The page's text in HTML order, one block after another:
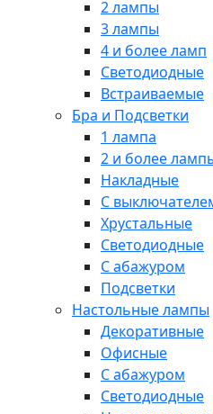
2 лампы
3 лампы
4 и более ламп
Светодиодные
Встраиваемые
Бра и Подсветки
1 лампа
2 и более
Накладные
С
Хрустальные
Светодиодные
С абажуром
Подсветки
Настольные лампы
Декоративные
Офисные
С абажуром
Светодиодные